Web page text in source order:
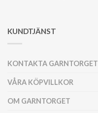
KUNDTJÄNST
KONTAKTA GARNTORGET
VÅRA KÖPVILLKOR
OM GARNTORGET